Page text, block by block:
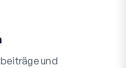
und